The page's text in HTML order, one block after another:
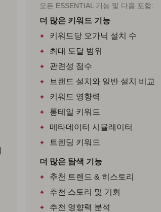
모든 ESSENTIAL 기능 및 다음 포함:
더 많은 키워드 기능
키워드당 오가닉 설치 수
최대 도달 범위
관련성 점수
브랜드 설치와 일반 설치 비교
키워드 영향력
롱테일 키워드
메타데이터 시뮬레이터
트렌딩 키워드
더 많은 탐색 기능
추천 트렌드 & 히스토리
추천 스토리 및 기회
추천 영향력 분석